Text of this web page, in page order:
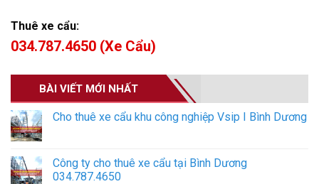
Thuê xe cẩu:
034.787.4650 (Xe Cẩu)
BÀI VIẾT MỚI NHẤT
Cho thuê xe cẩu khu công nghiệp Vsip I Bình Dương
Công ty cho thuê xe cẩu tại Bình Dương
034.787.4650